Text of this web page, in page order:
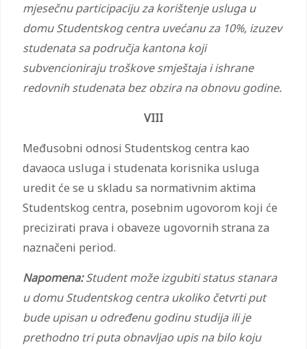
mjesečnu participaciju za korištenje usluga u
domu Studentskog centra uvećanu za 10%, izuzev
studenata sa područja kantona koji
subvencioniraju troškove smještaja i ishrane
redovnih studenata bez obzira na obnovu godine.
VIII
Međusobni odnosi Studentskog centra kao
davaoca usluga i studenata korisnika usluga
uredit će se u skladu sa normativnim aktima
Studentskog centra, posebnim ugovorom koji će
precizirati prava i obaveze ugovornih strana za
naznačeni period.
Napomena:Student može izgubiti status stanara
u domu Studentskog centra ukoliko četvrti put
bude upisan u određenu godinu studija ili je
prethodno tri puta obnavljao upis na bilo koju